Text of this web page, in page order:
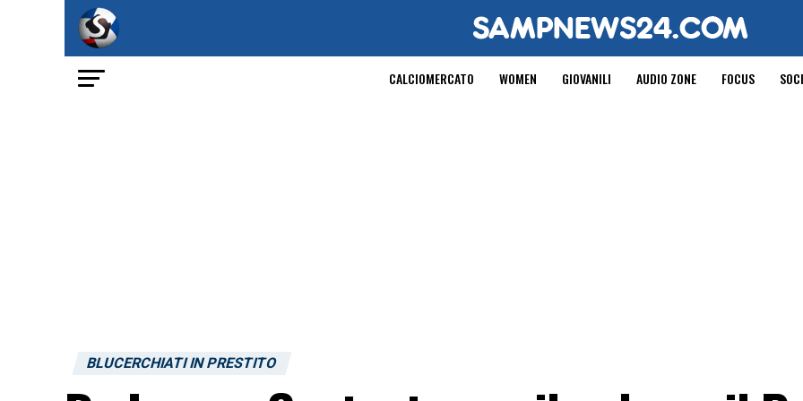
CALCIOMERCATO WOMEN GIOVANILI AUDIO ZONE FOCUS
BLUCERCHIATI IN PRESTITO